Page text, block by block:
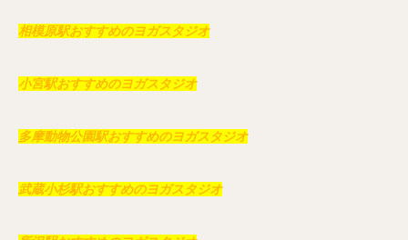
相模原駅おすすめのヨガスタジオ
小宮駅おすすめのヨガスタジオ
多摩動物公園駅おすすめのヨガスタジオ
武蔵小杉駅おすすめのヨガスタジオ